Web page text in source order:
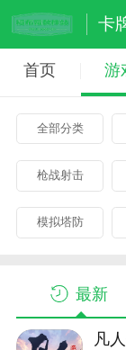
卡
首页 游
全部分类
枪战射击
模拟塔防
最新
凡